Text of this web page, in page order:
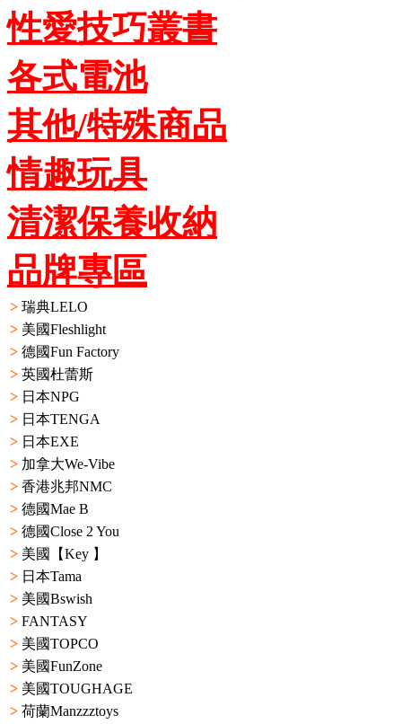
性愛技巧叢書
各式電池
其他/特殊商品
情趣玩具
清潔保養收納
品牌專區
> 瑞典LELO
> 美國Fleshlight
> 德國Fun Factory
> 英國杜蕾斯
> 日本NPG
> 日本TENGA
> 日本EXE
> 加拿大We-Vibe
> 香港兆邦NMC
> 德國Mae B
> 德國Close 2 You
> 美國【Key 】
> 日本Tama
> 美國Bswish
> FANTASY
> 美國TOPCO
> 美國FunZone
> 美國TOUGHAGE
> 荷蘭Manzzztoys